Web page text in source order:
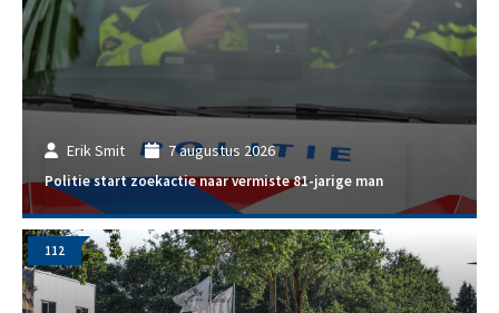
Erik Smit 7 augustus 2026
Politie start zoekactie naar vermiste 81-jarige man
112